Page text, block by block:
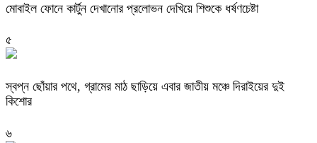
মোবাইল ফোনে কার্টুন দেখানোর প্রলোভন দেখিয়ে শিশুকে ধর্ষণচেষ্টা
৫
স্বপ্ন ছোঁয়ার পথে, গ্রামের মাঠ ছাড়িয়ে এবার জাতীয় মঞ্চে দিরাইয়ের দুই
কিশোর
৬